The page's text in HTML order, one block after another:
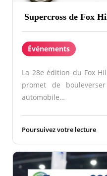
Supercross de Fox
Événements
La 28e édition du Fox
promet de
automobile…
Poursuivez votre lecture